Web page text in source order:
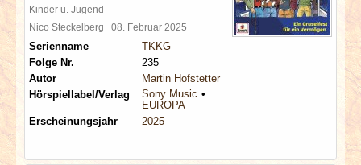
Kinder u. Jugend
Nico Steckelberg 08. Februar 2025
Serienname
TKKG
Folge Nr.
235
Autor
Martin Hofstetter
Hörspiellabel/Verlag
Sony Music
EUROPA
Erscheinungsjahr
2025